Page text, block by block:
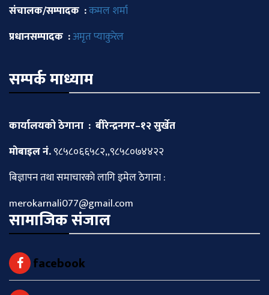
संचालक/सम्पादक :कमल शर्मा
प्रधानसम्पादक :अमृत प्याकुरेल
सम्पर्क माध्याम
कार्यालयको ठेगाना : बीरेन्द्रनगर–१२ सुर्खेत
माेबाइल नं.९८५८०६६५८२,,९८५८०७४४२२
बिज्ञापन तथा समाचारकाे लागि इमेल ठेगाना :
merokarnali077@gmail.com
सामाजिक संजाल
facebook